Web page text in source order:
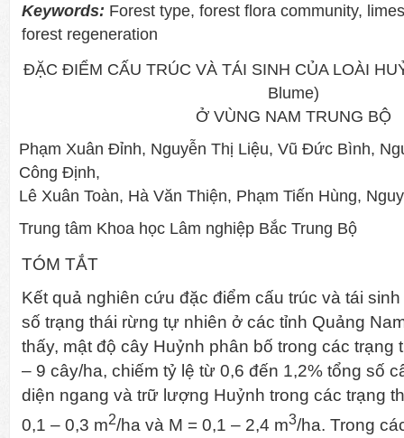
Keywords: Forest type, forest flora community,
forest regeneration
ĐẶC ĐIỂM CẤU TRÚC VÀ TÁI SINH CỦA LOÀI
Blume)
Ở VÙNG NAM TRUNG BỘ
Phạm Xuân Đỉnh, Nguyễn Thị Liệu, Vũ Đức Bình,
Công Định,
Lê Xuân Toàn, Hà Văn Thiện, Phạm Tiến Hùng,
Trung tâm Khoa học Lâm nghiệp Bắc Trung Bộ
TÓM TẮT
Kết quả nghiên cứu đặc điểm cấu trúc và tái
số trạng thái rừng tự nhiên ở các tỉnh Quảng
thấy, mật độ cây Huỷnh phân bố trong các trạng
– 9 cây/ha, chiếm tỷ lệ từ 0,6 đến 1,2% tổng số
diện ngang và trữ lượng Huỷnh trong các trạng
0,1 – 0,3 m2/ha và M = 0,1 – 2,4 m3/ha. Trong